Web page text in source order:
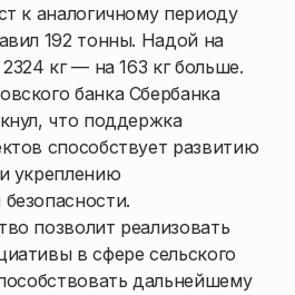
к аналогичному периоду
192 тонны. Надой на
кг — на 163 кг больше.
банка Сбербанка
что поддержка
способствует развитию
укреплению
позволит реализовать
в сфере сельского
дальнейшему